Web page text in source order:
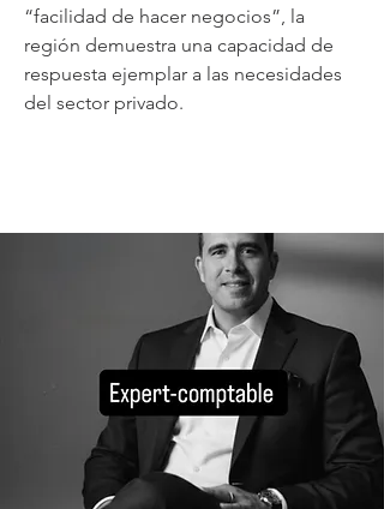
“facilidad de hacer negocios”, la
región demuestra una capacidad de
respuesta ejemplar a las necesidades
del sector privado.